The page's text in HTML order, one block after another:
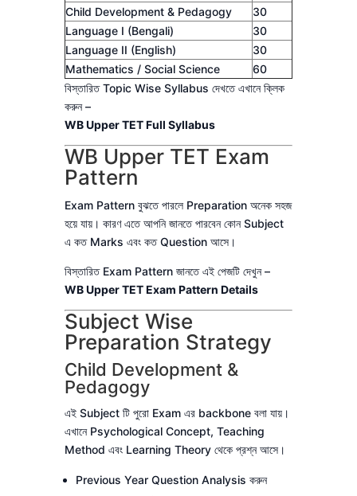
Child Development & Pedagogy
30
Language I (Bengali)
30
Language II (English)
30
Mathematics / Social Science
60
বিস্তারিত Topic Wise Syllabus দেখতে এখানে ক্লিক
করুন –
WB Upper TET Full Syllabus
WB Upper TET Exam
Pattern
Exam Pattern বুঝতে পারলে Preparation অনেক সহজ
হয়ে যায়। কারণ এতে আপনি জানতে পারবেন কোন Subject
এ কত Marks এবং কত Question আসে।
বিস্তারিত Exam Pattern জানতে এই পেজটি দেখুন –
WB Upper TET Exam Pattern Details
Subject Wise
Preparation Strategy
Child Development &
Pedagogy
এই Subject টি পুরো Exam এর backbone বলা যায়।
এখানে Psychological Concept, Teaching
Method এবং Learning Theory থেকে প্রশ্ন আসে।
Previous Year Question Analysis করুন